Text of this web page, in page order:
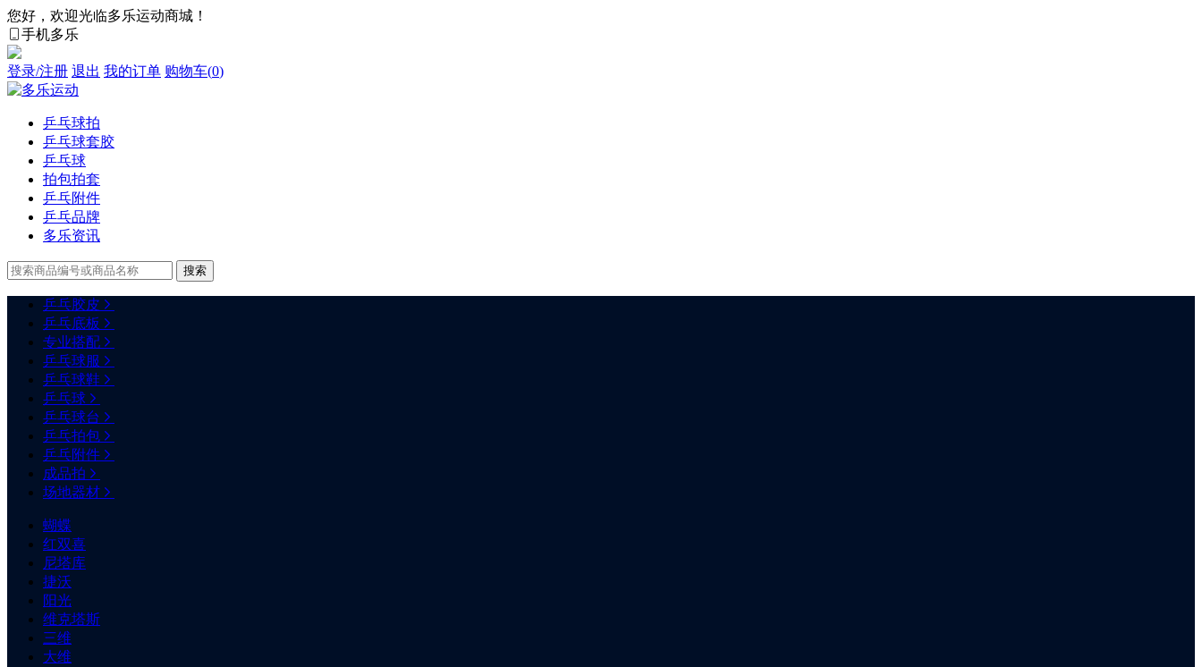
您好，欢迎光临多乐运动商城！
手机多乐
登录/注册 退出 我的订单 购物车(0)
乒乓球拍
乒乓球套胶
乒乓球
拍包拍套
乒乓附件
乒乓品牌
多乐资讯
乒乓胶皮
乒乓底板
专业搭配
乒乓球服
乒乓球鞋
乒乓球
乒乓球台
乒乓拍包
乒乓附件
成品拍
场地器材
蝴蝶
红双喜
尼塔库
捷沃
阳光
维克塔斯
三维
大维